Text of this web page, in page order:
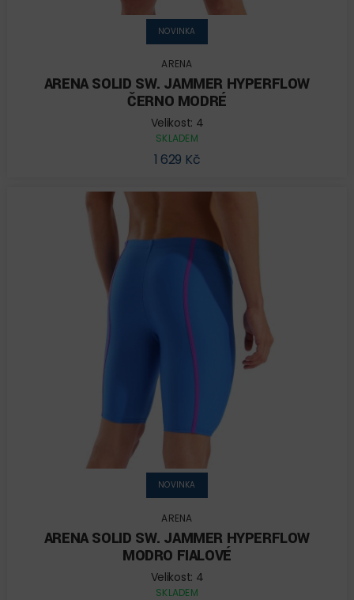
NOVINKA
ARENA
ARENA SOLID SW. JAMMER HYPERFLOW
ČERNO MODRÉ
Velikost: 4
SKLADEM
1 629 Kč
NOVINKA
ARENA
ARENA SOLID SW. JAMMER HYPERFLOW
MODRO FIALOVÉ
Velikost: 4
SKLADEM